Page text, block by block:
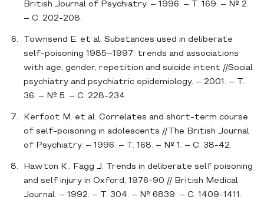
British Journal of Psychiatry. – 1996. – Т. 169. – № 2.
– С. 202-208.
Townsend E. et al. Substances used in deliberate
self-poisoning 1985–1997: trends and associations
with age, gender, repetition and suicide intent //Social
psychiatry and psychiatric epidemiology. – 2001. – Т.
36. – № 5. – С. 228-234.
Kerfoot M. et al. Correlates and short-term course
of self-poisoning in adolescents //The British Journal
of Psychiatry. – 1996. – Т. 168. – № 1. – С. 38-42.
Hawton K., Fagg J. Trends in deliberate self poisoning
and self injury in Oxford, 1976-90 // British Medical
Journal. – 1992. – Т. 304. – № 6839. – С. 1409-1411.